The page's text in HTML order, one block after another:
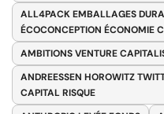
ALL4PACK EMBALLAGES
ÉCOCONCEPTION ÉCONOMIE
AMBITIONS VENTURE
ANDREESSEN HOROWITZ
CAPITAL RISQUE